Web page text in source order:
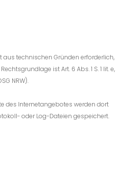
technischen Gründen erforderlich,
ist Art. 6 Abs. 1 S. 1 lit. e,
NRW).
des Internetangebotes werden dort
oder Log-Dateien gespeichert.